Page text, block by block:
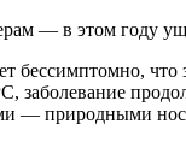
— в этом году
бессимптомно,
заболевание
— природными